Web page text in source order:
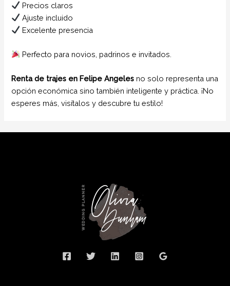
Precios claros
Ajuste incluido
Excelente presencia
Perfecto para novios, padrinos e invitados.
Renta de trajes en Felipe Angeles no solo representa una
opción económica sino también inteligente y práctica. ¡No
esperes más, visítalos y descubre tu estilo!